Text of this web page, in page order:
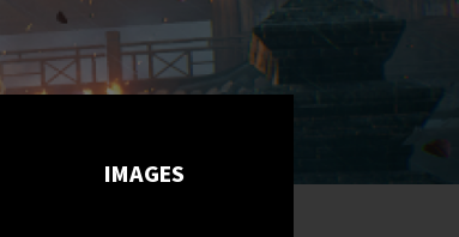
IMAGES